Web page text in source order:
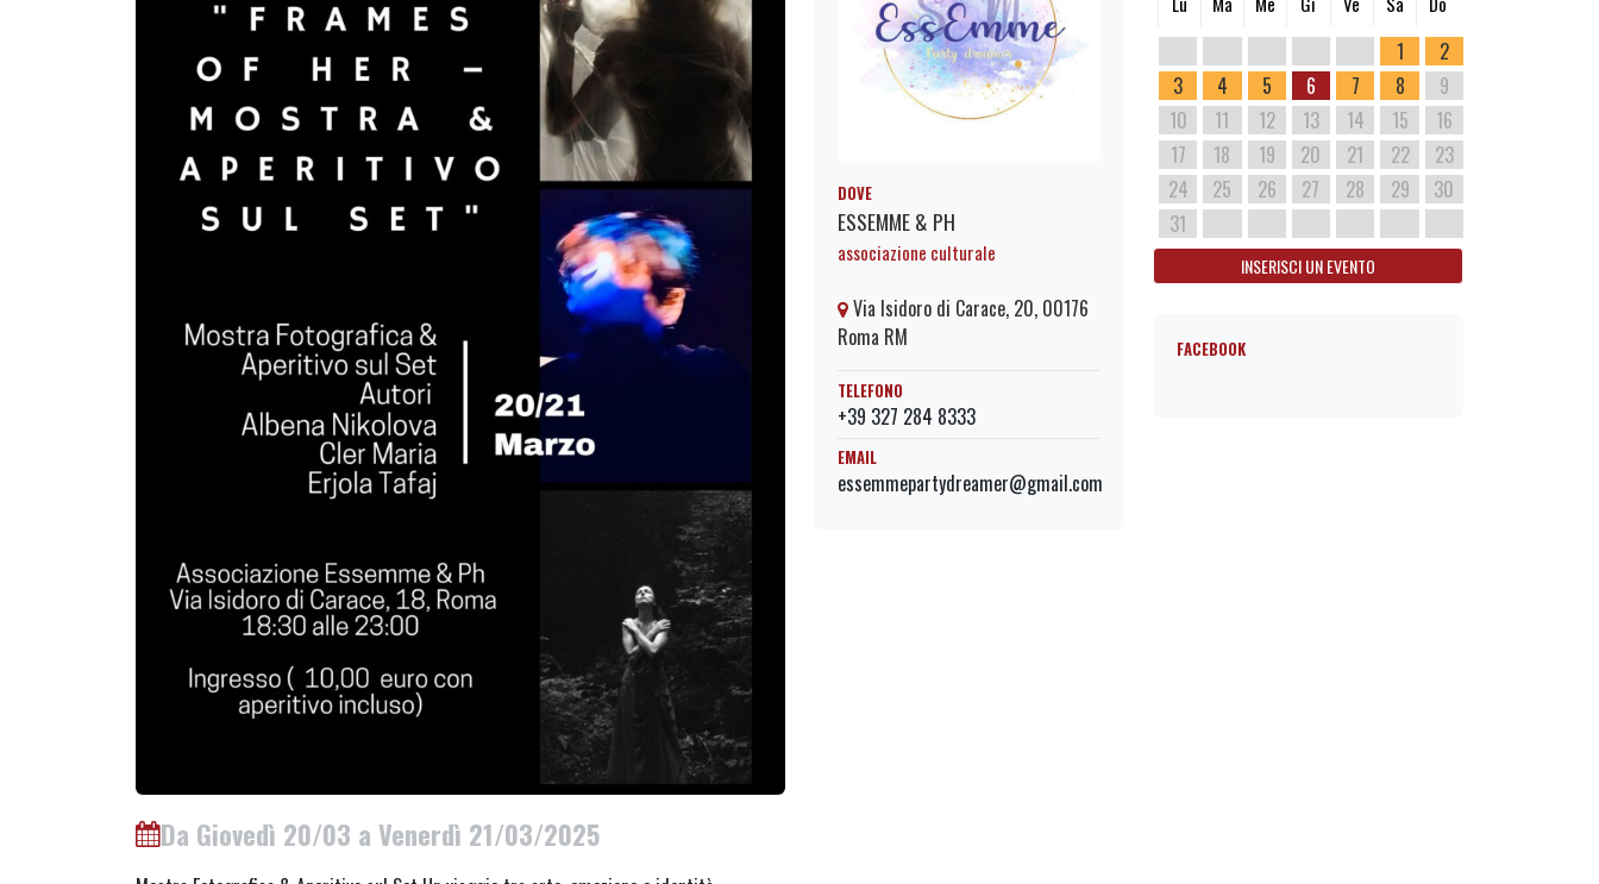
Da Giovedì 20/03 a Venerdì 21/03/2025
DOVE
ESSEMME & PH
associazione culturale
Via Isidoro di Carace, 20, 00176
Roma RM
TELEFONO
+39 327 284 8333
EMAIL
essemmepartydreamer@gmail.com
1
2
3
4 5 6 7 8
9
10
11 12 13 14 15
16
17
18 19 20 21 22
23
24
25 26 27 28 29
30
31
INSERISCI UN EVENTO
FACEBOOK